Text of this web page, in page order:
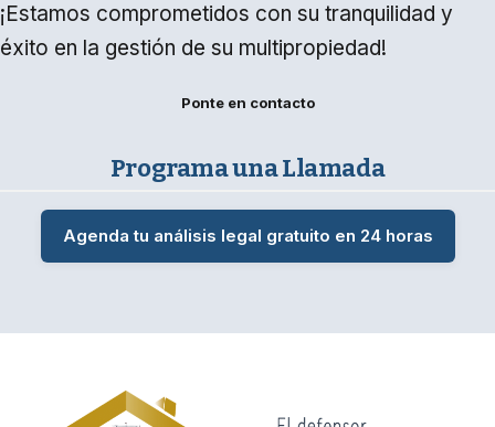
¡Estamos comprometidos con su tranquilidad y
éxito en la gestión de su multipropiedad!
Ponte en contacto
Programa una Llamada
Agenda tu análisis legal gratuito en 24 horas